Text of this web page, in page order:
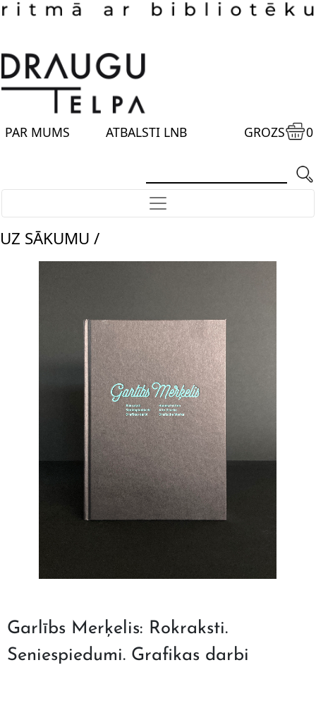
PAR MUMS ATBALSTI LNB GROZS 0
UZ SĀKUMU /
Garlībs Merķelis: Rokraksti.
Seniespiedumi. Grafikas darbi